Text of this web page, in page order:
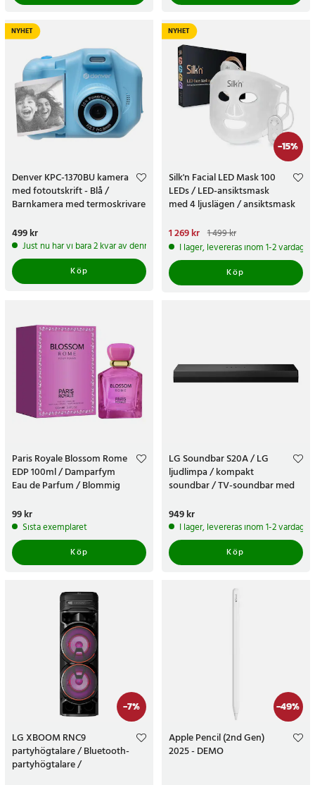
NYHET
Denver KPC-1370BU kamera
med fotoutskrift - Blå /
Barnkamera med termoskrivare
Pris:499 kr
499 kr
Just nu har vi bara 2 kvar av denna produkt
Köp
-15%
NYHET
Silk'n Facial LED Mask 100
LEDs / LED-ansiktsmask
med 4 ljuslägen / ansiktsmask
Nuvarande pris:
1 269 krTidigare pris:1 499 kr
1 269 kr 1 499 kr
I lager, levereras inom 1-2 vardagar
Köp
Paris Royale Blossom Rome
EDP 100ml / Damparfym
Eau de Parfum / Blommig
Pris:
99 kr
Sista exemplaret
Köp
LG Soundbar S20A / LG
ljudlimpa / kompakt
soundbar / TV-soundbar med
Pris:949 kr
949 kr
I lager, levereras inom 1-2 vardagar
Köp
-7%
LG XBOOM RNC9
partyhögtalare / Bluetooth-
partyhögtalare /
-49%
Apple Pencil (2nd Gen)
2025 - DEMO